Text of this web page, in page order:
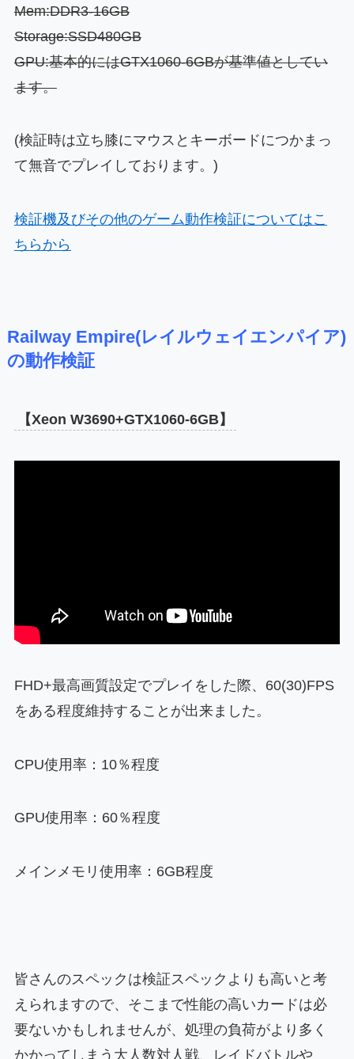
Mem:DDR3-16GB
Storage:SSD480GB
GPU:基本的にはGTX1060-6GBが基準値としてい
ます。
(検証時は立ち膝にマウスとキーボードにつかまっ
て無音でプレイしております。)
検証機及びその他のゲーム動作検証についてはこ
ちらから
Railway Empire(レイルウェイエンパイア)
の動作検証
【Xeon W3690+GTX1060-6GB】
FHD+最高画質設定でプレイをした際、60(30)FPS
をある程度維持することが出来ました。
CPU使用率：10％程度
GPU使用率：60％程度
メインメモリ使用率：6GB程度
皆さんのスペックは検証スペックよりも高いと考
えられますので、そこまで性能の高いカードは必
要ないかもしれませんが、処理の負荷がより多く
かかってしまう大人数対人戦、レイドバトルや